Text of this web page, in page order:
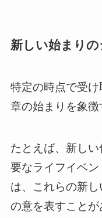
新しい始まり
特定の時点で受
章の始まりを象徴
たとえば、新し
要なライフイベ
は、これらの新
の意を表すことが